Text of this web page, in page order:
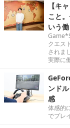
【キ
こと
いう
クエス
されま
実際に
ンド
感
体感的
でプレ